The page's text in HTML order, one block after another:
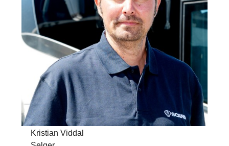
Kristian Viddal